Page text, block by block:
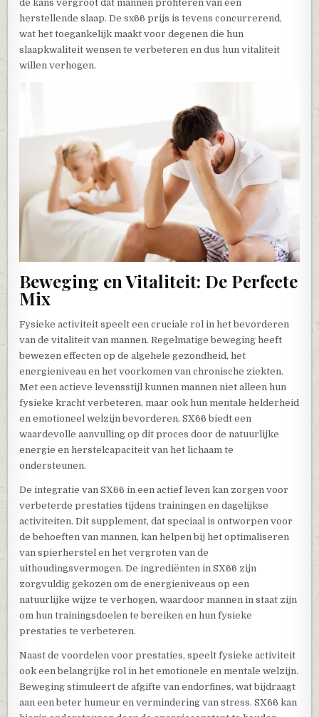
de kans vergroot dat mannen profiteren van een
herstellende slaap. De sx66 prijs is tevens concurrerend,
wat het toegankelijk maakt voor degenen die hun
slaapkwaliteit wensen te verbeteren en dus hun vitaliteit
willen verhogen.
Beweging en Vitaliteit: De Perfecte
Mix
Fysieke activiteit speelt een cruciale rol in het bevorderen
van de vitaliteit van mannen. Regelmatige beweging heeft
bewezen effecten op de algehele gezondheid, het
energieniveau en het voorkomen van chronische ziekten.
Met een actieve levensstijl kunnen mannen niet alleen hun
fysieke kracht verbeteren, maar ook hun mentale helderheid
en emotioneel welzijn bevorderen. SX66 biedt een
waardevolle aanvulling op dit proces door de natuurlijke
energie en herstelcapaciteit van het lichaam te
ondersteunen.
De integratie van SX66 in een actief leven kan zorgen voor
verbeterde prestaties tijdens trainingen en dagelijkse
activiteiten. Dit supplement, dat speciaal is ontworpen voor
de behoeften van mannen, kan helpen bij het optimaliseren
van spierherstel en het vergroten van de
uithoudingsvermogen. De ingrediënten in SX66 zijn
zorgvuldig gekozen om de energieniveaus op een
natuurlijke wijze te verhogen, waardoor mannen in staat zijn
om hun trainingsdoelen te bereiken en hun fysieke
prestaties te verbeteren.
Naast de voordelen voor prestaties, speelt fysieke activiteit
ook een belangrijke rol in het emotionele en mentale welzijn.
Beweging stimuleert de afgifte van endorfines, wat bijdraagt
aan een beter humeur en vermindering van stress. SX66 kan